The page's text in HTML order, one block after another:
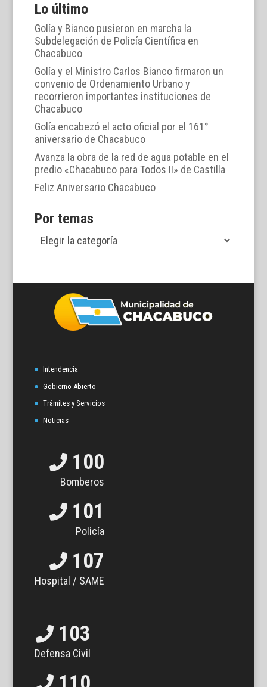
Lo último
Golía y Bianco pusieron en marcha la
Subdelegación de Policía Científica en
Chacabuco
Golía y el Ministro Carlos Bianco firmaron un
convenio de Ordenamiento Urbano y
recorrieron importantes instituciones de
Chacabuco
Golía encabezó el acto oficial por el 161°
aniversario de Chacabuco
Avanza la obra de la red de agua potable en el
predio «Chacabuco para Todos II» de Castilla
Feliz Aniversario Chacabuco
Por temas
Por
temas
Intendencia
Gobierno Abierto
Trámites y Servicios
Noticias
100
Bomberos
101
Policía
107
Hospital / SAME
103
Defensa Civil